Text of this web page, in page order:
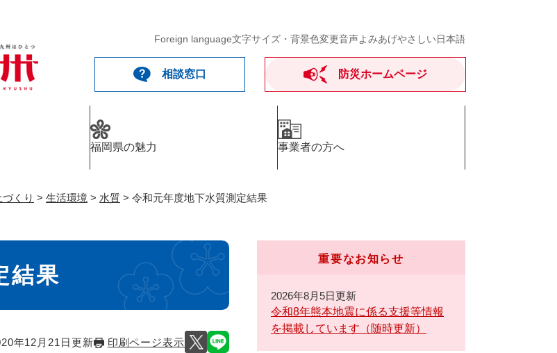
Foreign language文字サイズ・背景色変更音声よみあげやさしい日本語
相談窓口 防災ホームページ
福岡県の魅力 事業者の方へ
くり > 生活環境 > 水質 > 令和元年度地下水質測定結果
結果
年12月21日更新 印刷ページ表示
重要なお知らせ
2026年8月5日更新
令和8年熊本地震に係る支援等情報
を掲載しています（随時更新）